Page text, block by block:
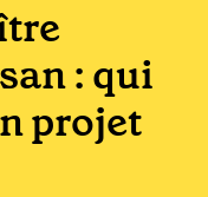
: qui
projet